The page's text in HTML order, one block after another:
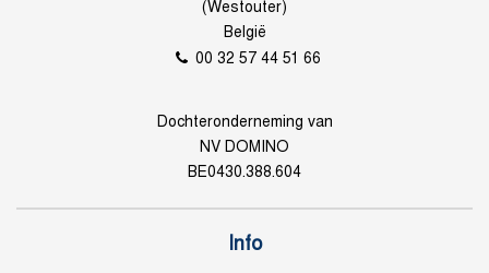
(Westouter)
België
00 32 57 44 51 66
Dochteronderneming van
NV DOMINO
BE0430.388.604
Info